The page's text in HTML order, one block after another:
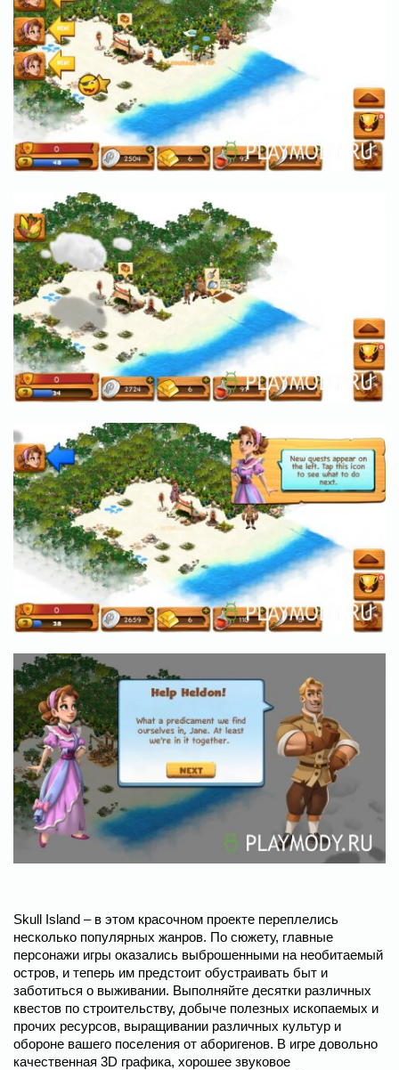
Skull Island – в этом красочном проекте переплелись
несколько популярных жанров. По сюжету, главные
персонажи игры оказались выброшенными на необитаемый
остров, и теперь им предстоит обустраивать быт и
заботиться о выживании. Выполняйте десятки различных
квестов по строительству, добыче полезных ископаемых и
прочих ресурсов, выращивании различных культур и
обороне вашего поселения от аборигенов. В игре довольно
качественная 3D графика, хорошее звуковое